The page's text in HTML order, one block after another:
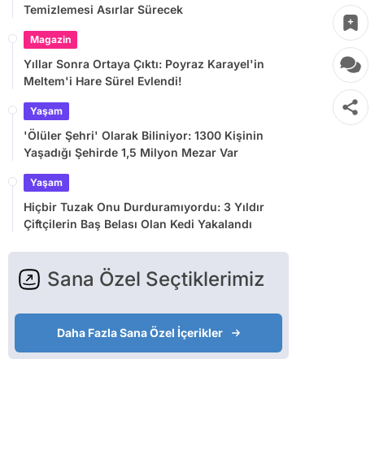
Temizlemesi Asırlar Sürecek
Magazin
Yıllar Sonra Ortaya Çıktı: Poyraz Karayel'in
Meltem'i Hare Sürel Evlendi!
Yaşam
'Ölüler Şehri' Olarak Biliniyor: 1300 Kişinin
Yaşadığı Şehirde 1,5 Milyon Mezar Var
Yaşam
Hiçbir Tuzak Onu Durduramıyordu: 3 Yıldır
Çiftçilerin Baş Belası Olan Kedi Yakalandı
Sana Özel Seçtiklerimiz
Daha Fazla Sana Özel İçerikler